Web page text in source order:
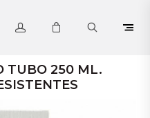
TUBO 250 ML.